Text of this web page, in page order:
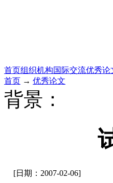
首页组织机构国际交流优秀论
首页 → 优秀论文
背景：
[日期：2007-02-06]